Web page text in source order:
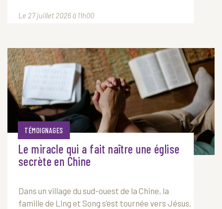
Le 27 juillet 2026 à 11h00
TÉMOIGNAGES
Le miracle qui a fait naître une église
secrète en Chine
Dans un village du sud-ouest de la Chine, la
famille de Ling et Song s’est tournée vers Jésus.